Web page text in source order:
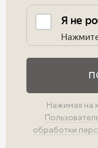
Нажимая на
обработки